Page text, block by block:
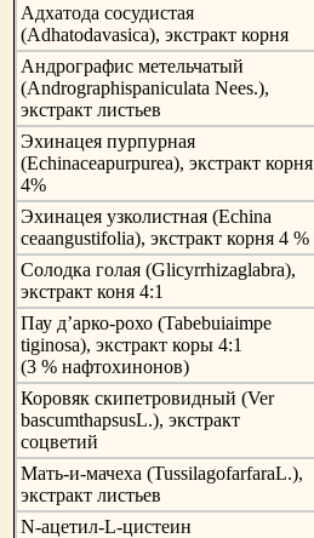
Адхатода сосудистая
(Adhatodavasica), экстракт корня
Андрографис метельчатый
(Andrographispaniculata Nees.),
экстракт листьев
Эхинацея пурпурная
(Echinaceapurpurea), экстракт корня
4%
Эхинацея узколистная (Echina
ceaangustifolia), экстракт корня 4 %
Солодка голая (Glicyrrhizaglabra),
экстракт коня 4:1
Пау д’арко-рохо (Tabebuiaimpe
tiginosa), экстракт коры 4:1
(3 % нафтохинонов)
Коровяк скипетровидный (Ver
bascumthapsusL.), экстракт
соцветий
Мать-и-мачеха (TussilagofarfaraL.),
экстракт листьев
N-ацетил-L-цистеин